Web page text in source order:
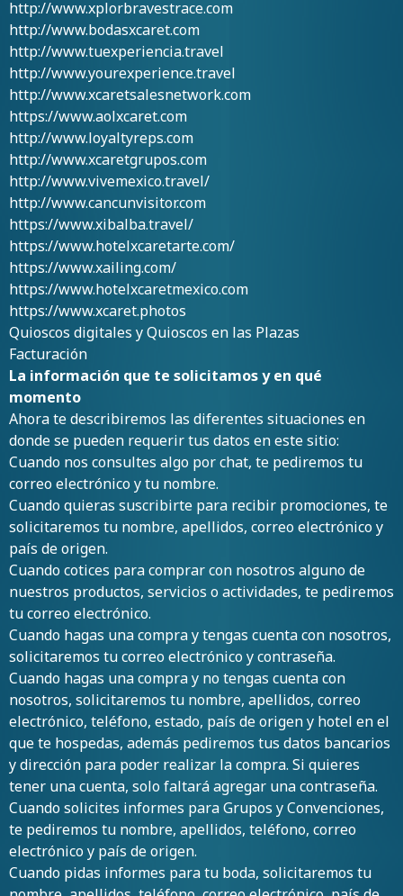
http://www.xplorbravestrace.com
http://www.bodasxcaret.com
http://www.tuexperiencia.travel
http://www.yourexperience.travel
http://www.xcaretsalesnetwork.com
https://www.aolxcaret.com
http://www.loyaltyreps.com
http://www.xcaretgrupos.com
http://www.vivemexico.travel/
http://www.cancunvisitor.com
https://www.xibalba.travel/
https://www.hotelxcaretarte.com/
https://www.xailing.com/
https://www.hotelxcaretmexico.com
https://www.xcaret.photos
Quioscos digitales y Quioscos en las Plazas
Facturación
La información que te solicitamos y en qué
momento
Ahora te describiremos las diferentes situaciones en
donde se pueden requerir tus datos en este sitio:
Cuando nos consultes algo por chat, te pediremos tu
correo electrónico y tu nombre.
Cuando quieras suscribirte para recibir promociones, te
solicitaremos tu nombre, apellidos, correo electrónico y
país de origen.
Cuando cotices para comprar con nosotros alguno de
nuestros productos, servicios o actividades, te pediremos
tu correo electrónico.
Cuando hagas una compra y tengas cuenta con nosotros,
solicitaremos tu correo electrónico y contraseña.
Cuando hagas una compra y no tengas cuenta con
nosotros, solicitaremos tu nombre, apellidos, correo
electrónico, teléfono, estado, país de origen y hotel en el
que te hospedas, además pediremos tus datos bancarios
y dirección para poder realizar la compra. Si quieres
tener una cuenta, solo faltará agregar una contraseña.
Cuando solicites informes para Grupos y Convenciones,
te pediremos tu nombre, apellidos, teléfono, correo
electrónico y país de origen.
Cuando pidas informes para tu boda, solicitaremos tu